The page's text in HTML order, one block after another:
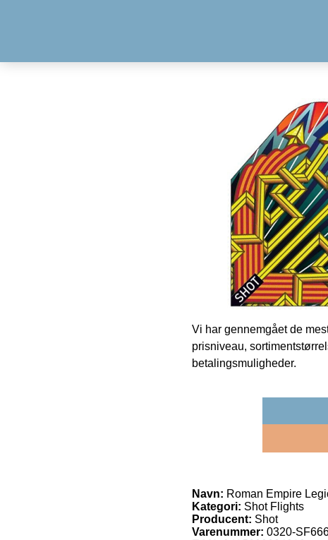
Vi har gennemgået de
prisniveau,
betalingsmuligheder.
Navn: Roman Empire
Kategori: Shot Flights
Producent: Shot
Varenummer: 0320-